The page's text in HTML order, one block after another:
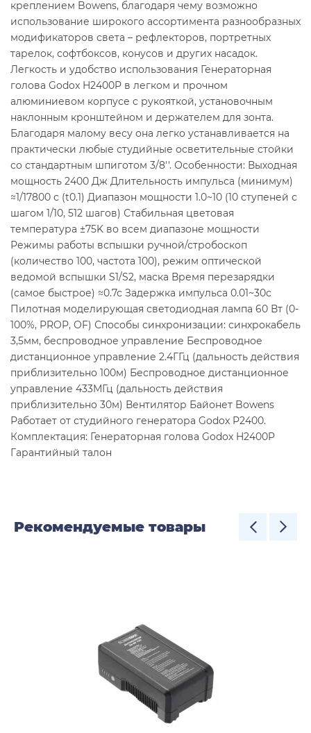
креплением Bowens, благодаря чему возможно
использование широкого ассортимента разнообразных
модификаторов света – рефлекторов, портретных
тарелок, софтбоксов, конусов и других насадок.
Легкость и удобство использования Генераторная
голова Godox H2400P в легком и прочном
алюминиевом корпусе с рукояткой, установочным
наклонным кронштейном и держателем для зонта.
Благодаря малому весу она легко устанавливается на
практически любые студийные осветительные стойки
со стандартным шпиготом 3/8''. Особенности: Выходная
мощность 2400 Дж Длительность импульса (минимум)
≈1/17800 с (t0.1) Диапазон мощности 1.0~10 (10 ступеней с
шагом 1/10, 512 шагов) Стабильная цветовая
температура ±75K во всем диапазоне мощности
Режимы работы вспышки ручной/стробоскоп
(количество 100, частота 100), режим оптической
ведомой вспышки S1/S2, маска Время перезарядки
(самое быстрое) ≈0.7с Задержка импульса 0.01~30с
Пилотная моделирующая светодиодная лампа 60 Вт (0-
100%, PROP, OF) Способы синхронизации: синхрокабель
3,5мм, беспроводное управление Беспроводное
дистанционное управление 2.4ГГц (дальность действия
приблизительно 100м) Беспроводное дистанционное
управление 433МГц (дальность действия
приблизительно 30м) Вентилятор Байонет Bowens
Работает от студийного генератора Godox P2400.
Комплектация: Генераторная голова Godox H2400P
Гарантийный талон
Рекомендуемые товары